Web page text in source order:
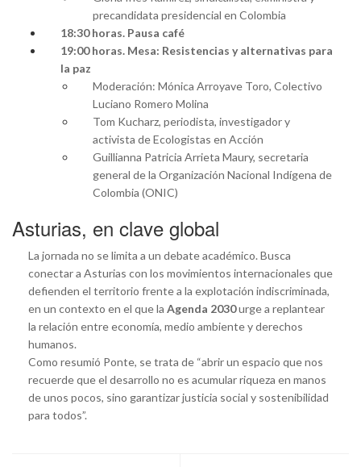
precandidata presidencial en Colombia
18:30 horas. Pausa café
19:00 horas. Mesa: Resistencias y alternativas para
la paz
Moderación: Mónica Arroyave Toro, Colectivo
Luciano Romero Molina
Tom Kucharz, periodista, investigador y
activista de Ecologistas en Acción
Guillianna Patricia Arrieta Maury, secretaria
general de la Organización Nacional Indígena de
Colombia (ONIC)
Asturias, en clave global
La jornada no se limita a un debate académico. Busca
conectar a Asturias con los movimientos internacionales que
defienden el territorio frente a la explotación indiscriminada,
en un contexto en el que la Agenda 2030urge a replantear
la relación entre economía, medio ambiente y derechos
humanos.
Como resumió Ponte, se trata de “abrir un espacio que nos
recuerde que el desarrollo no es acumular riqueza en manos
de unos pocos, sino garantizar justicia social y sostenibilidad
para todos”.